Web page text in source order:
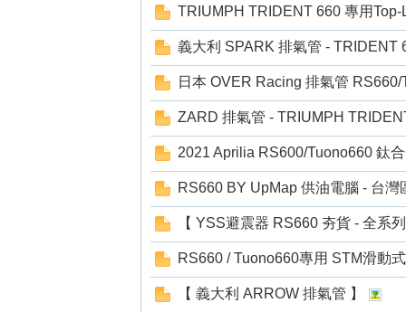
TRIUMPH TRIDENT 660 專用
義大利 SPARK 排氣管 - TRIDENT
日本 OVER Racing 排氣管
ZARD 排氣管 - TRIUMPH
2021 Aprilia RS600/Tuono660 鈦
RS660 BY UpMap 供油電腦 - 台灣
【 YSS避震器 RS660 夯貨 - 全系
RS660 / Tuono660專用 STM滑動
【 義大利 ARROW 排氣管 】